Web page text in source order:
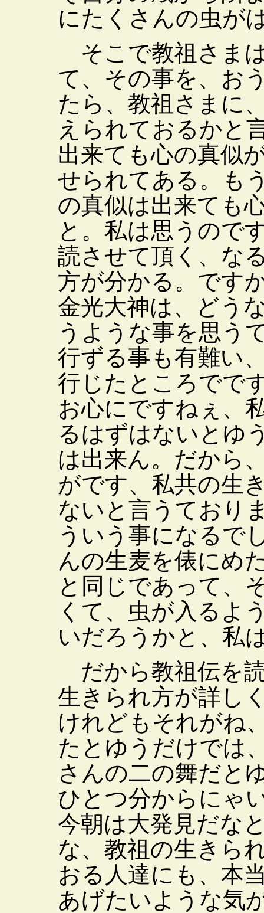
にたくさんの虫が
そこで教祖さま
て、その事を、お
たら、教祖さまに
えられておるかと
出来ても心の真似
せられてある。も
の真似は出来ても
と。私は思うので
読させて頂く、な
方が分かる。です
金光大神は、どう
うような事を思う
行ずる事も有難い
行じたところでで
お心にですねぇ、
るはずはないとゆ
は出来ん。だから
がです、私共の生
ないと言うており
ういう事になるで
んの生麦を俵にめ
と同じであって、
くて、虫が入るよ
いだろうかと、私
だから教祖伝を
生きられ方が詳し
けれどもそれがね
たとゆうだけでは
さんの二の舞だと
ひとつ分からにゃ
今朝は大発見だな
な、教祖の生きら
おる人達にも、本
あげたいような気